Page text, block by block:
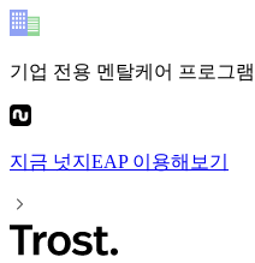
기업 전용 멘탈케어 프로그램
지금 넛지EAP이용해보기